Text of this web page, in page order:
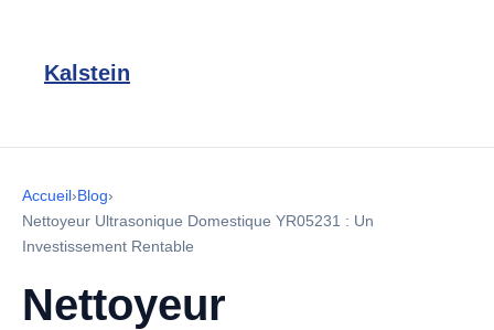
Kalstein
Accueil›Blog›
Nettoyeur Ultrasonique Domestique YR05231 : Un
Investissement Rentable
Nettoyeur